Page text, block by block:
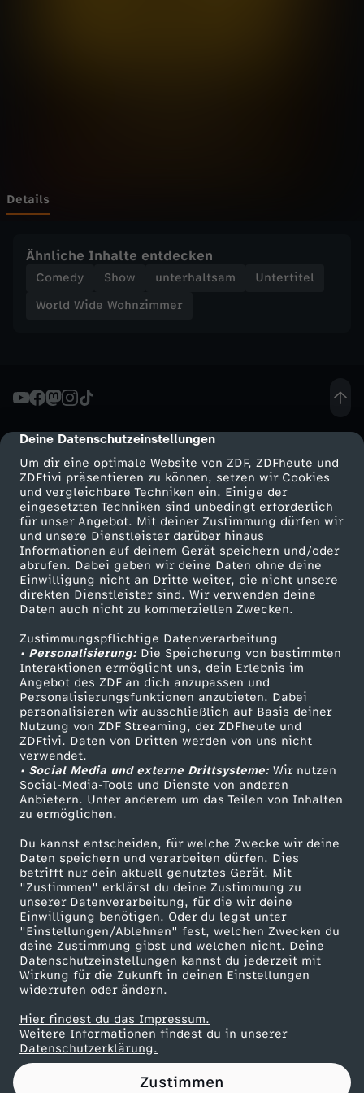
cmp-dialog-description
Deine Datenschutzeinstellungen
Um dir eine optimale Website von ZDF, ZDFheute und
ZDFtivi präsentieren zu können, setzen wir Cookies
und vergleichbare Techniken ein. Einige der
eingesetzten Techniken sind unbedingt erforderlich
für unser Angebot. Mit deiner Zustimmung dürfen wir
und unsere Dienstleister darüber hinaus
Informationen auf deinem Gerät speichern und/oder
abrufen. Dabei geben wir deine Daten ohne deine
Einwilligung nicht an Dritte weiter, die nicht unsere
direkten Dienstleister sind. Wir verwenden deine
Daten auch nicht zu kommerziellen Zwecken.
Zustimmungspflichtige Datenverarbeitung
• Personalisierung:Die Speicherung von bestimmten
Interaktionen ermöglicht uns, dein Erlebnis im
Angebot des ZDF an dich anzupassen und
Personalisierungsfunktionen anzubieten. Dabei
personalisieren wir ausschließlich auf Basis deiner
Nutzung von ZDF Streaming, der ZDFheute und
ZDFtivi. Daten von Dritten werden von uns nicht
verwendet.
• Social Media und externe Drittsysteme:Wir nutzen
Social-Media-Tools und Dienste von anderen
Anbietern. Unter anderem um das Teilen von Inhalten
zu ermöglichen.
Du kannst entscheiden, für welche Zwecke wir deine
Daten speichern und verarbeiten dürfen. Dies
betrifft nur dein aktuell genutztes Gerät. Mit
"Zustimmen" erklärst du deine Zustimmung zu
unserer Datenverarbeitung, für die wir deine
Einwilligung benötigen. Oder du legst unter
"Einstellungen/Ablehnen" fest, welchen Zwecken du
deine Zustimmung gibst und welchen nicht. Deine
Datenschutzeinstellungen kannst du jederzeit mit
Wirkung für die Zukunft in deinen Einstellungen
widerrufen oder ändern.
Hier findest du das Impressum.
Weitere Informationen findest du in unserer
Datenschutzerklärung.
Zustimmen
n
i
e
r
-
W
e
r
w
e
i
ß
A
L
L
E
S
?
(
m
Details
Ähnliche Inhalte entdecken
Comedy Show unterhaltsam
Untertitel
World Wide Wohnzimmer
Mehr ZDF
ZDF-Apps
Smart TV
ZDFtext
Livestreams
Sendungen A-Z
TV-Programm
Service
ZDFmitreden
Kontakt zum ZDF
Tickets
Zuschauerservice
Hilfe
ZDF Unternehmen
Karriere
ZDF goes Schule
Werbefernsehen
Mainzelmännchen
Partner